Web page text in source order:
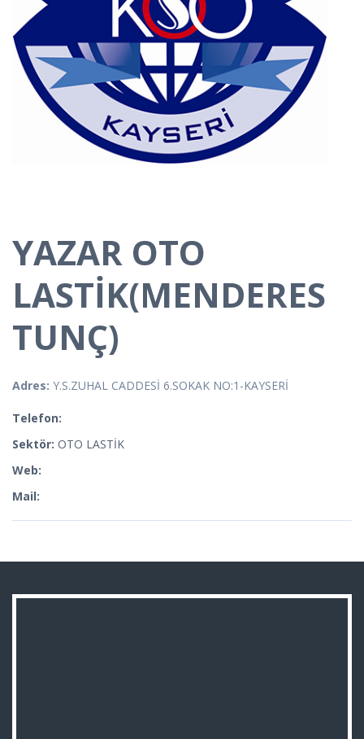
YAZAR OTO
LASTİK(MENDERES
TUNÇ)
Adres: Y.S.ZUHAL CADDESİ 6.SOKAK NO:1-KAYSERİ
Telefon:
Sektör: OTO LASTİK
Web:
Mail: